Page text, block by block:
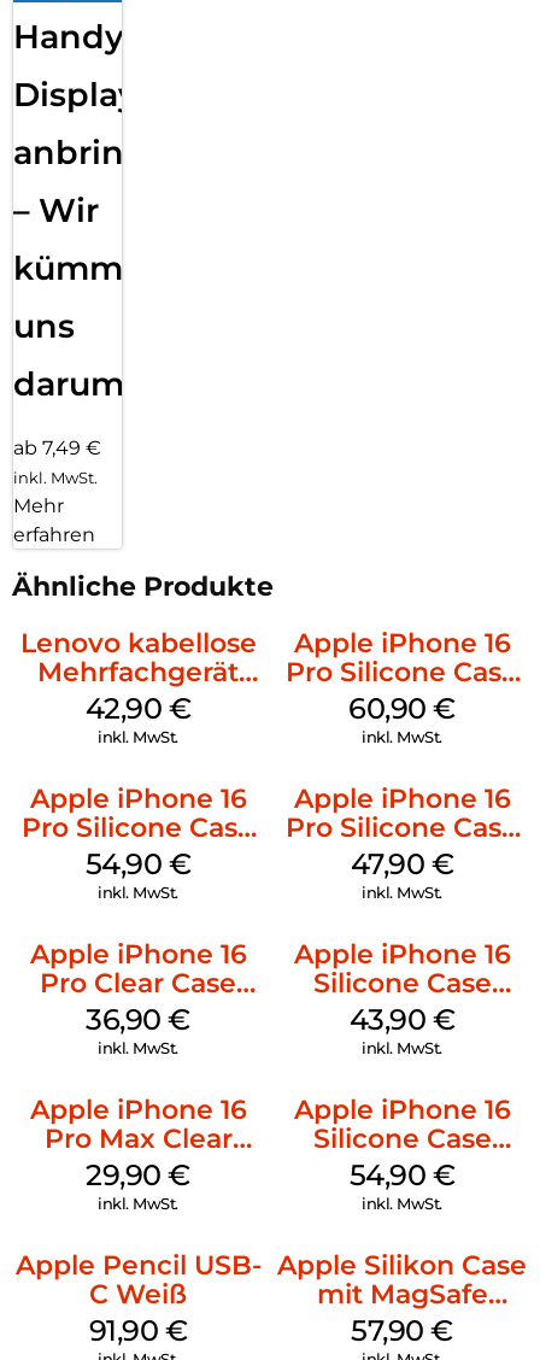
Handy
Displayfolie
anbringen
– Wir
kümmern
uns
darum!
ab 7,49 €
inkl. MwSt.
Mehr
erfahren
Ähnliche Produkte
Lenovo kabellose
Mehrfachgerät
Luna Grey
42,90 €
inkl. MwSt.
Apple iPhone 16
Pro Silicone Case
MagSafe Stone
Gray
60,90€
inkl. MwSt.
Apple iPhone 16
Pro Silicone Case
MagSafe Black
54,90 €
inkl. MwSt.
Apple iPhone 16
Pro Silicone Case
MagSafe Denim
47,90 €
inkl. MwSt.
Apple iPhone 16
Pro Clear Case
MagSafe
Transparent
36,90€
inkl. MwSt.
Apple iPhone 16
Silicone Case
MagSafe Plum
43,90 €
inkl. MwSt.
Apple iPhone 16
Pro Max Clear
Case MagSafe
Transparent
29,90€
inkl. MwSt.
Apple iPhone 16
Silicone Case
MagSafe Black
54,90 €
inkl. MwSt.
Apple Pencil USB-
C Weiß
91,90 €
Apple Silikon Case
mit MagSafe
iPhone 14 Pro
(PRODUCT)RED
57,90€